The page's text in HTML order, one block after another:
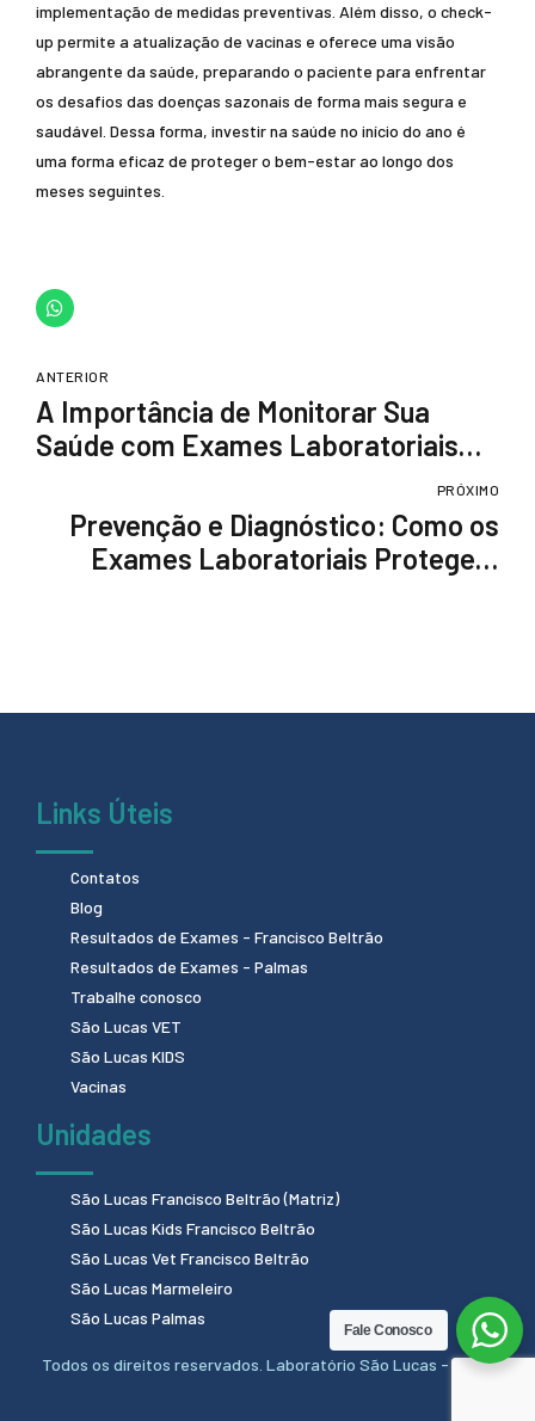
implementação de medidas preventivas. Além disso, o check-
up permite a atualização de vacinas e oferece uma visão
abrangente da saúde, preparando o paciente para enfrentar
os desafios das doenças sazonais de forma mais segura e
saudável. Dessa forma, investir na saúde no início do ano é
uma forma eficaz de proteger o bem-estar ao longo dos
meses seguintes.
ANTERIOR
A Importância de Monitorar Sua
Saúde com Exames Laboratoriais
Durante Surtos de Dengue, COVID-19
e Influenza
PRÓXIMO
Prevenção e Diagnóstico: Como os
Exames Laboratoriais Protegem
Links Úteis
Contatos
Blog
Resultados de Exames - Francisco Beltrão
Resultados de Exames - Palmas
Trabalhe conosco
São Lucas VET
São Lucas KIDS
Vacinas
Unidades
São Lucas Francisco Beltrão (Matriz)
São Lucas Kids Francisco Beltrão
São Lucas Vet Francisco Beltrão
São Lucas Marmeleiro
São Lucas Palmas
Todos os direitos reservados. Laboratório São Lucas - 2024.
Fale Conosco